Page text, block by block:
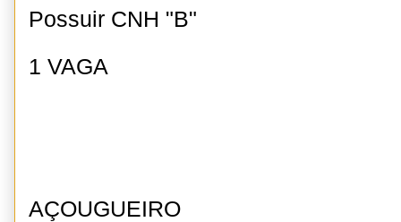
Possuir CNH "B"
1 VAGA
AÇOUGUEIRO